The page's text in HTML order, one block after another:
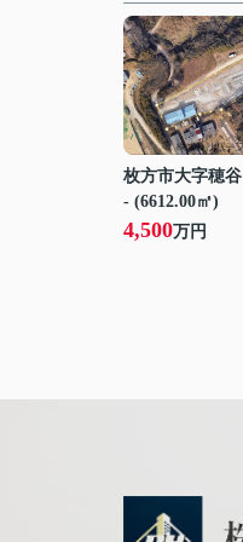
枚方市大字穂谷
- (6612.00㎡)
4,500万円